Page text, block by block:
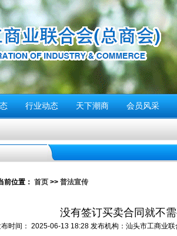
行业动态 天下潮商 会员风采
”
前位置： 首页 >> 普法宣传
没有签订买卖合同就不
时间： 2025-06-13 18:28 发布机构： 汕头市工商业联